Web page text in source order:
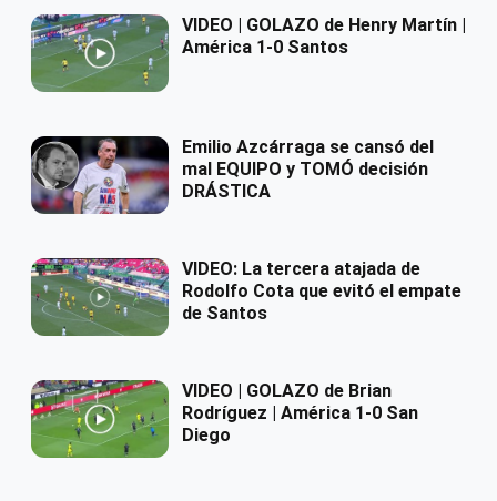
VIDEO | GOLAZO de Henry Martín |
América 1-0 Santos
Emilio Azcárraga se cansó del
mal EQUIPO y TOMÓ decisión
DRÁSTICA
VIDEO: La tercera atajada de
Rodolfo Cota que evitó el empate
de Santos
VIDEO | GOLAZO de Brian
Rodríguez | América 1-0 San
Diego